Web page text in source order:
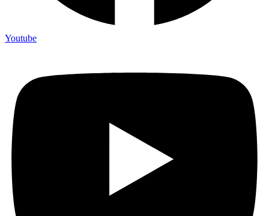
Youtube